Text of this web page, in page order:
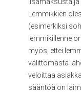
Lemmikkien
(esimerkiksi
lemmikillenne
myös, ettei
välittömästä
veloittaa
sääntöä on